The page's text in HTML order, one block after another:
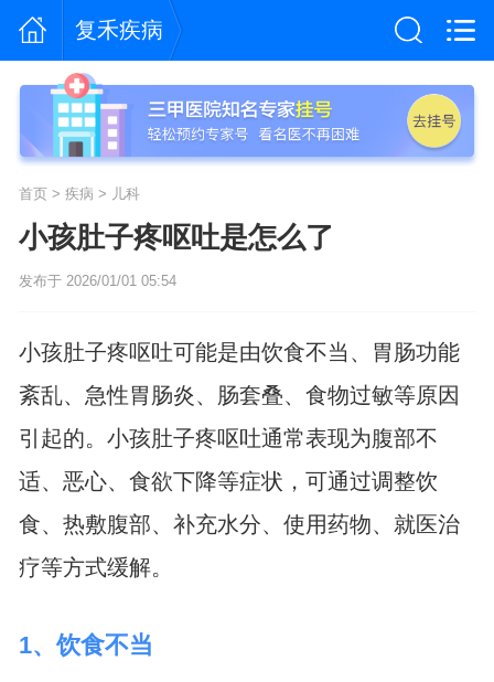
复禾疾病
首页> 疾病 > 儿科
小孩肚子疼呕吐是怎么了
发布于 2026/01/01 05:54
小孩肚子疼呕吐可能是由饮食不当、胃肠功能
紊乱、急性胃肠炎、肠套叠、食物过敏等原因
引起的。小孩肚子疼呕吐通常表现为腹部不
适、恶心、食欲下降等症状，可通过调整饮
食、热敷腹部、补充水分、使用药物、就医治
疗等方式缓解。
1、饮食不当